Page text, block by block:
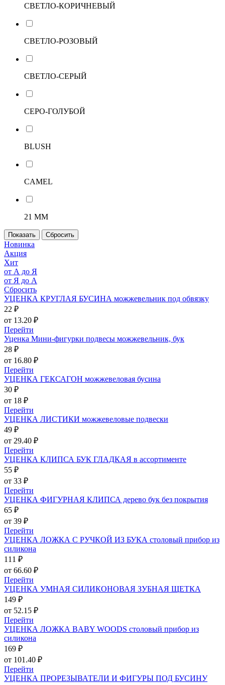
СВЕТЛО-КОРИЧНЕВЫЙ
СВЕТЛО-РОЗОВЫЙ
СВЕТЛО-СЕРЫЙ
СЕРО-ГОЛУБОЙ
BLUSH
CAMEL
21 ММ
Новинка
Акция
Хит
от А до Я
от Я до А
Сбросить
УЦЕНКА КРУГЛАЯ БУСИНА можжевельник под обвязку
22 ₽
от 13.20 ₽
Перейти
Уценка Мини-фигурки подвесы можжевельник, бук
28 ₽
от 16.80 ₽
Перейти
УЦЕНКА ГЕКСАГОН можжевеловая бусина
30 ₽
от 18 ₽
Перейти
УЦЕНКА ЛИСТИКИ можжевеловые подвески
49 ₽
от 29.40 ₽
Перейти
УЦЕНКА КЛИПСА БУК ГЛАДКАЯ в ассортименте
55 ₽
от 33 ₽
Перейти
УЦЕНКА ФИГУРНАЯ КЛИПСА дерево бук без покрытия
65 ₽
от 39 ₽
Перейти
УЦЕНКА ЛОЖКА С РУЧКОЙ ИЗ БУКА столовый прибор из
силикона
111 ₽
от 66.60 ₽
Перейти
УЦЕНКА УМНАЯ СИЛИКОНОВАЯ ЗУБНАЯ ЩЕТКА
149 ₽
от 52.15 ₽
Перейти
УЦЕНКА ЛОЖКА BABY WOODS столовый прибор из
силикона
169 ₽
от 101.40 ₽
Перейти
УЦЕНКА ПРОРЕЗЫВАТЕЛИ И ФИГУРЫ ПОД БУСИНУ